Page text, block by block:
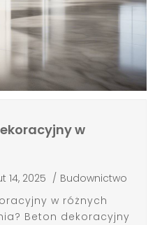
w
14, 2025 / Budownictwo
w różnych
Beton dekoracyjny